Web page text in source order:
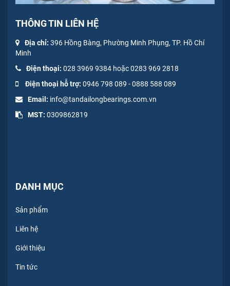
THÔNG TIN LIÊN HỆ
Địa chỉ: 396 Hồng Bàng, Phường Minh Phụng, TP. Hồ Chí
Minh
Điện thoại: 028 3969 9384 hoặc 0283 969 2818
Điện thoại hỗ trợ: 0946 798 089 -0888 588 089
Email: info@tandailongbearings.com.vn
MST: 0309862819
DANH MỤC
Sản phẩm
Liên hệ
Giới thiệu
Tin tức